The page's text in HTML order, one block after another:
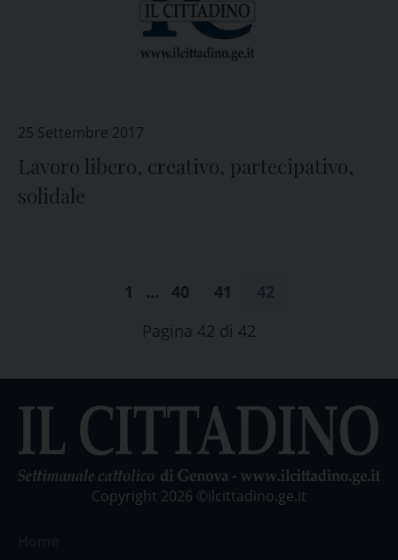
25 Settembre 2017
Lavoro libero, creativo, partecipativo,
solidale
1 … 40 41
Pagina 42 di 42
Copyright 2026 ©ilcittadino.ge.it